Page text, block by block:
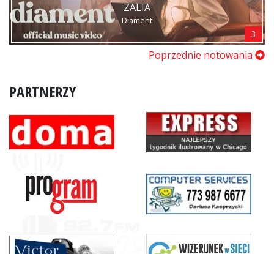
ZALIA
Diament
3
Poprzednie notowania
PARTNERZY